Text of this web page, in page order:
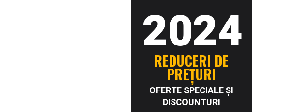
2024
REDUCERI DE
PREȚURI
OFERTE SPECIALE ȘI
DISCOUNTURI